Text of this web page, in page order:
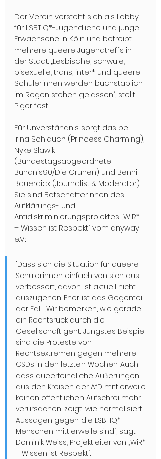
Der Verein versteht sich als Lobby
für LSBTIQ*-Jugendliche und junge
Erwachsene in Köln und betreibt
mehrere queere Jugendtreffs in
der Stadt. „Lesbische, schwule,
bisexuelle, trans, inter* und queere
Schüler:innen werden buchstäblich
im Regen stehen gelassen“, stellt
Piger fest.
Für Unverständnis sorgt das bei
Irina Schlauch (Princess Charming),
Nyke Slawik
(Bundestagsabgeordnete
Bündnis90/Die Grünen) und Benni
Bauerdick (Journalist & Moderator).
Sie sind Botschafter:innen des
Aufklärungs- und
Antidiskriminierungsprojektes „WiR*
– Wissen ist Respekt“ vom anyway
e.V.:
"Dass sich die Situation für queere
Schüler:innen einfach von sich aus
verbessert, davon ist aktuell nicht
auszugehen. Eher ist das Gegenteil
der Fall. „Wir bemerken, wie gerade
ein Rechtsruck durch die
Gesellschaft geht. Jüngstes Beispiel
sind die Proteste von
Rechtsextremen gegen mehrere
CSDs in den letzten Wochen. Auch
dass queerfeindliche Äußerungen
aus den Kreisen der AfD mittlerweile
keinen öffentlichen Aufschrei mehr
verursachen, zeigt, wie normalisiert
Aussagen gegen die LSBTIQ*-
Menschen mittlerweile sind“, sagt
Dominik Weiss, Projektleiter von „WiR*
– Wissen ist Respekt“.